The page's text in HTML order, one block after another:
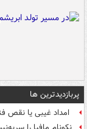
پربازدیدترین ها
امداد غیبی یا نقص